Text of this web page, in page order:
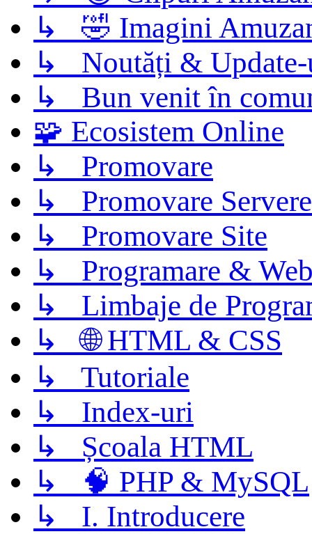
↳ 🤣 Imagini
↳ Noutăți &
↳ Bun venit în
🧩 Ecosistem Online
↳ Promovare
↳ Promovare Servere
↳ Promovare Site
↳ Programare &
↳ Limbaje de
↳ 🌐 HTML & CSS
↳ Tutoriale
↳ Index-uri
↳ Școala HTML
↳ 🧠 PHP & MySQL
↳ I. Introducere